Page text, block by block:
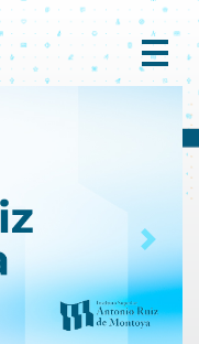
Next